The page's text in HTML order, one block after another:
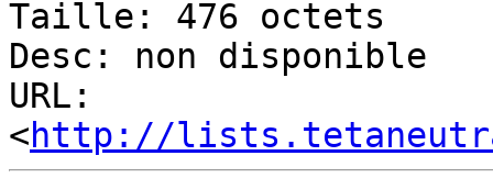
Taille: 476 octets
Desc: non disponible
URL:
<http://